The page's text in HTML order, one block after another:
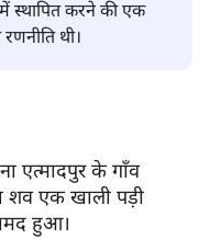
करने की एक
थी।
एत्मादपुर के गाँव
शव एक खाली पड़ी
हुआ।